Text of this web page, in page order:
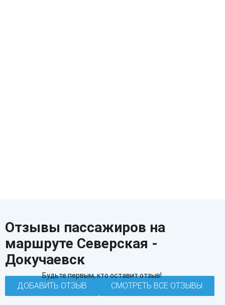
Отзывы пассажиров на
маршруте Северская -
Докучаевск
Будьте первым, кто оставит отзыв!
ДОБАВИТЬ ОТЗЫВ СМОТРЕТЬ ВСЕ ОТЗЫВЫ